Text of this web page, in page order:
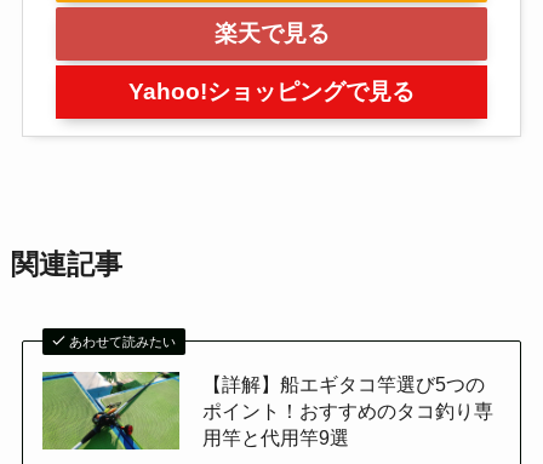
楽天で見る
Yahoo!ショッピングで見る
関連記事
あわせて読みたい
【詳解】船エギタコ竿選び5つの
ポイント！おすすめのタコ釣り専
用竿と代用竿9選